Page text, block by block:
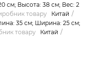
см; Высота: 38 см; Вес: 2
товару
Китай
35 см; Ширина: 25 см;
товару Китай